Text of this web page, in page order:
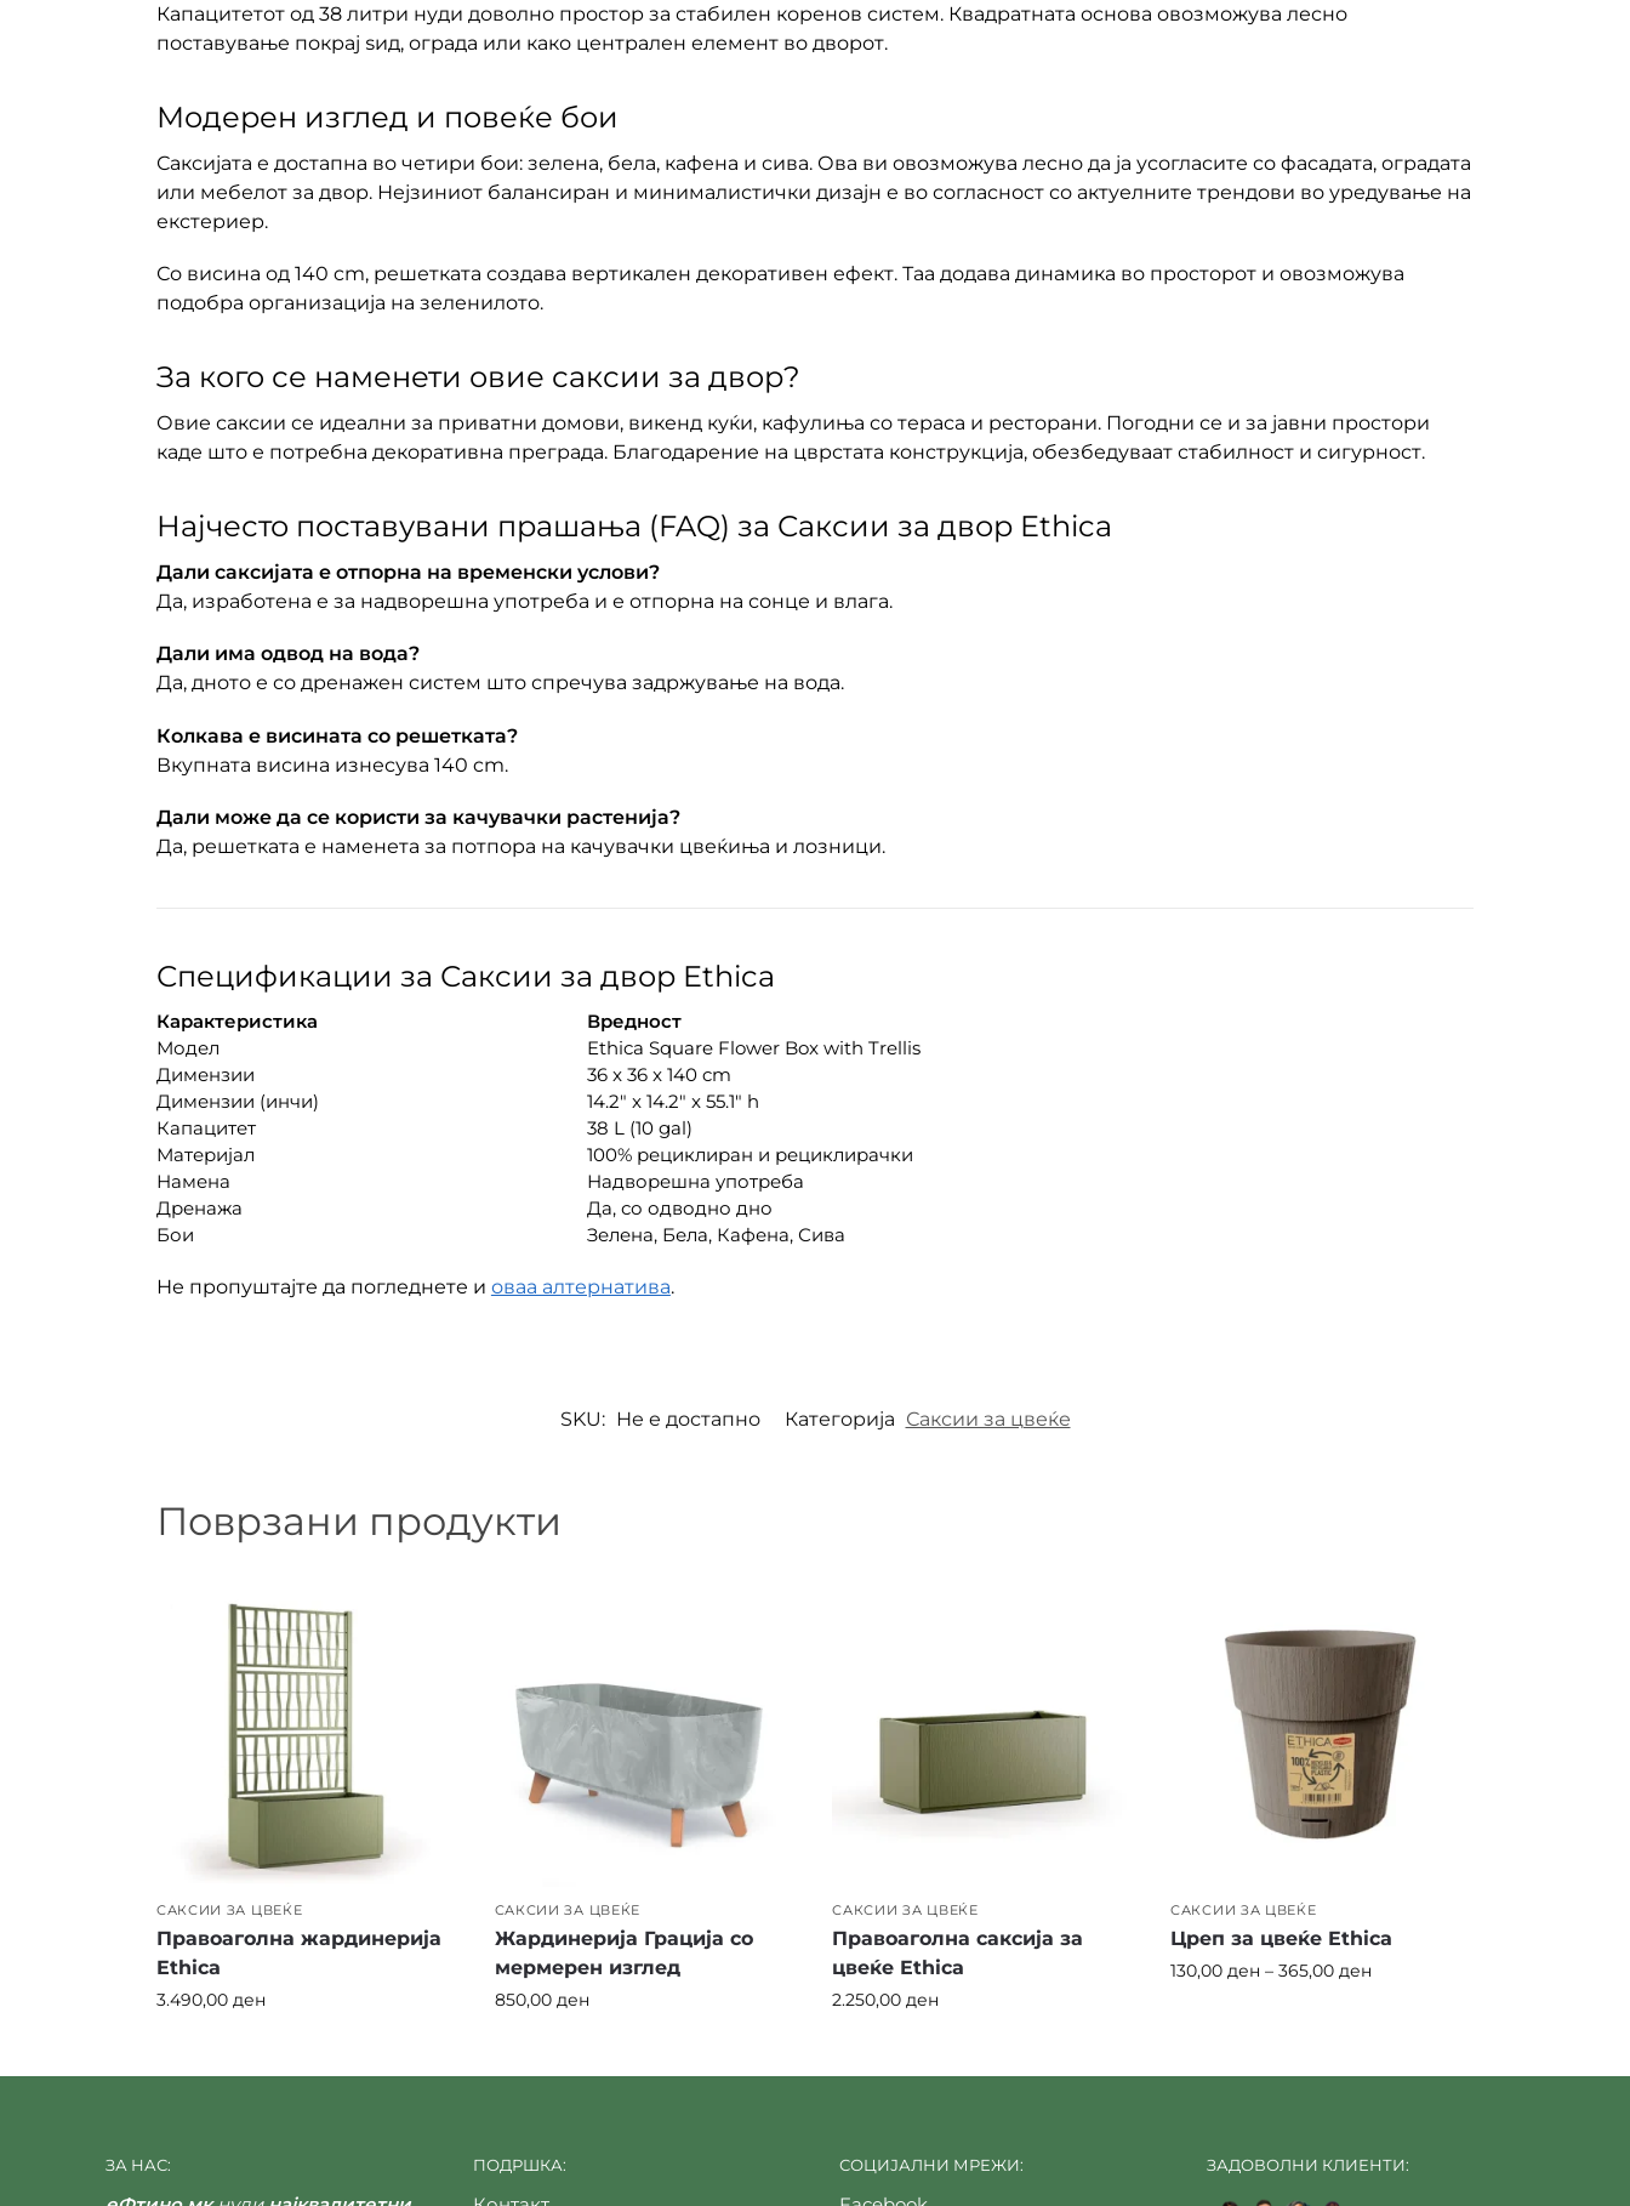
Капацитетот од 38 литри нуди доволно простор за стабилен коренов систем. Квадратната основа овозможува лесно
поставување покрај ѕид, ограда или како централен елемент во дворот.
Модерен изглед и повеќе бои
Саксијата е достапна во четири бои: зелена, бела, кафена и сива. Ова ви овозможува лесно да ја усогласите со фасадата, оградата
или мебелот за двор. Нејзиниот балансиран и минималистички дизајн е во согласност со актуелните трендови во уредување на
екстериер.
Со висина од 140 cm, решетката создава вертикален декоративен ефект. Таа додава динамика во просторот и овозможува
подобра организација на зеленилото.
За кого се наменети овие саксии за двор?
Овие саксии се идеални за приватни домови, викенд куќи, кафулиња со тераса и ресторани. Погодни се и за јавни простори
каде што е потребна декоративна преграда. Благодарение на цврстата конструкција, обезбедуваат стабилност и сигурност.
Најчесто поставувани прашања (FAQ) за Саксии за двор Ethica
Дали саксијата е отпорна на временски услови?
Да, изработена е за надворешна употреба и е отпорна на сонце и влага.
Дали има одвод на вода?
Да, дното е со дренажен систем што спречува задржување на вода.
Колкава е висината со решетката?
Вкупната висина изнесува 140 cm.
Дали може да се користи за качувачки растенија?
Да, решетката е наменета за потпора на качувачки цвеќиња и лозници.
Спецификации за Саксии за двор Ethica
Карактеристика
Вредност
Модел
Ethica Square Flower Box with Trellis
Димензии
36 x 36 x 140 cm
Димензии (инчи)
14.2″ x 14.2″ x 55.1″ h
Капацитет
38 L (10 gal)
Материјал
100% рециклиран и рециклирачки
Наменa
Надворешна употреба
Дренажа
Да, со одводно дно
Бои
Зелена, Бела, Кафена, Сива
Не пропуштајте да погледнете и оваа алтернатива.
SKU: Не е достапно Категорија Саксии за цвеќе
Поврзани продукти
САКСИИ ЗА ЦВЕЌЕ
Правоаголна жардинерија
Ethica
3.490,00 ден
САКСИИ ЗА ЦВЕЌЕ
Жардинерија Грација со
мермерен изглед
850,00 ден
САКСИИ ЗА ЦВЕЌЕ
Правоаголна саксија за
цвеќе Ethica
2.250,00ден
САКСИИ ЗА ЦВЕЌЕ
Цреп за цвеќе Ethica
130,00ден – 365,00ден
ЗА НАС: ПОДРШКА: СОЦИЈАЛНИ МРЕЖИ: ЗАДОВОЛНИ КЛИЕНТИ: